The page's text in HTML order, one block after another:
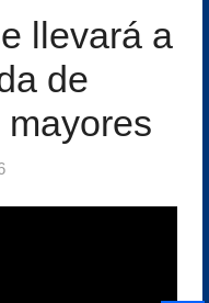
llevará a
de